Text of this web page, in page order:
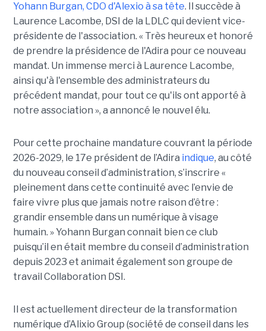
Yohann Burgan, CDO d'Alexio à sa tête. Il succède à
Laurence Lacombe, DSI de la LDLC qui devient vice-
présidente de l'association. « Très heureux et honoré
de prendre la présidence de l'Adira pour ce nouveau
mandat. Un immense merci à Laurence Lacombe,
ainsi qu'à l'ensemble des administrateurs du
précédent mandat, pour tout ce qu'ils ont apporté à
notre association », a annoncé le nouvel élu.
Pour cette prochaine mandature couvrant la période
2026-2029, le 17e président de l’Adira indique, au côté
du nouveau conseil d’administration, s’inscrire «
pleinement dans cette continuité avec l’envie de
faire vivre plus que jamais notre raison d’être :
grandir ensemble dans un numérique à visage
humain. »Yohann Burgan connait bien ce club
puisqu’il en était membre du conseil d’administration
depuis 2023 et animait également son groupe de
travail Collaboration DSI.
Il est actuellement directeur de la transformation
numérique d’Alixio Group (société de conseil dans les